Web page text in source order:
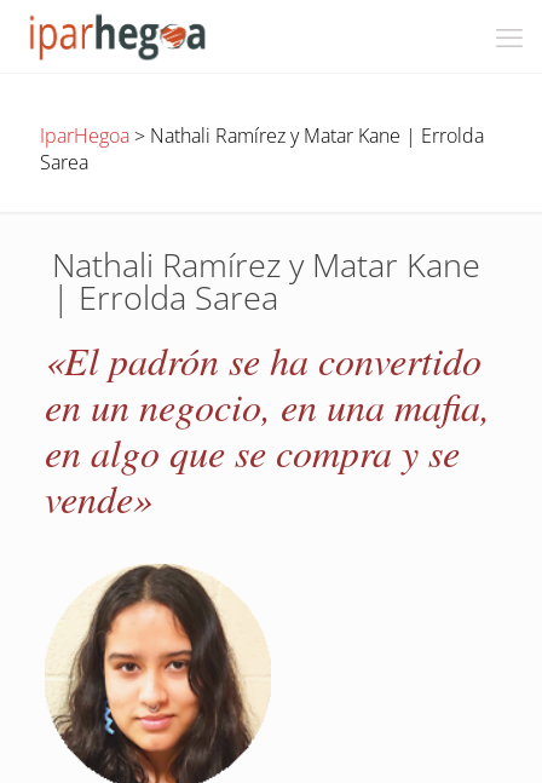
IparHegoa> Nathali Ramírez y Matar Kane | Errolda
Sarea
Nathali Ramírez y Matar Kane
| Errolda Sarea
«El padrón se ha convertido
en un negocio, en una mafia,
en algo que se compra y se
vende»